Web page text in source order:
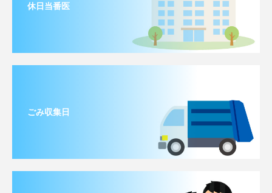
休日当番医
ごみ収集日